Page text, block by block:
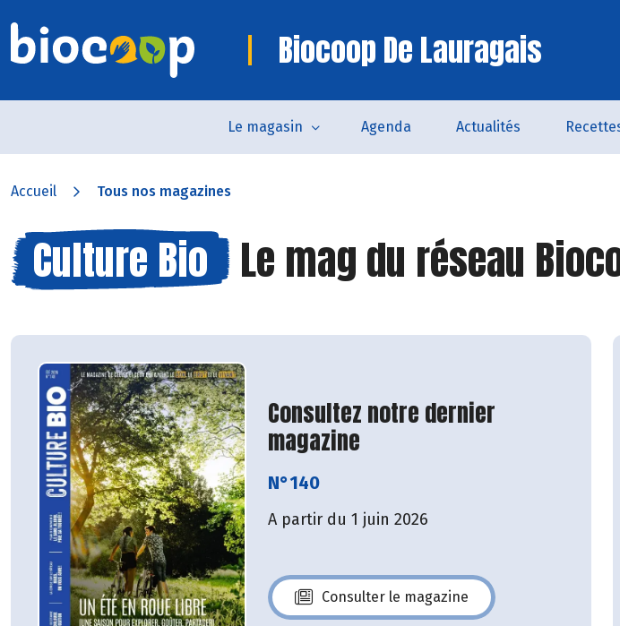
Biocoop De Lauragais
Le magasin Agenda Actualités
Accueil Tous nos magazines
Culture Bio Le mag du réseau
Consultez notre dernier
magazine
N°140
A partir du 1 juin 2026
Consulter le magazine
N°140